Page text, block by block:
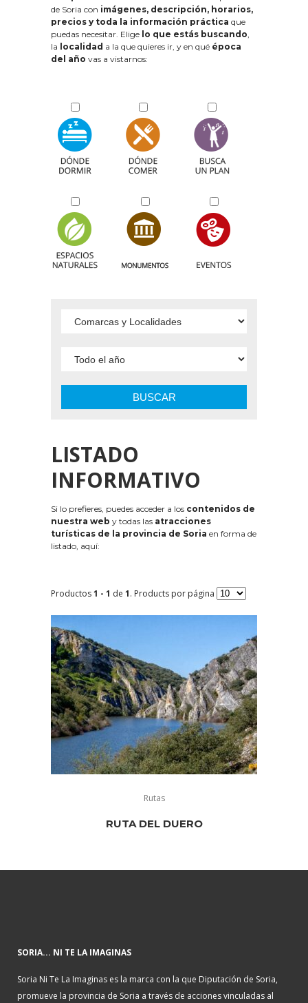
de Soria con imágenes, descripción, horarios,
precios y toda la información práctica que
puedas necesitar. Elige lo que estás buscando,
la localidad a la que quieres ir, y en qué época
del año vas a vistarnos:
BUSCAR
LISTADO
INFORMATIVO
Si lo prefieres, puedes acceder a los contenidos de
nuestra web y todas las atracciones
turísticas de la provincia de Soria en forma de
listado, aquí:
Productos1 - 1 de 1. Products por página
Rutas
RUTA DEL DUERO
SORIA... NI TE LA IMAGINAS
Soria Ni Te La Imaginas es la marca con la que Diputación de Soria,
promueve la provincia de Soria a través de acciones vinculadas al